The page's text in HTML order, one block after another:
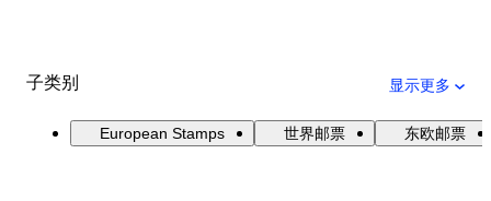
子类别 显示更多
European Stamps 世界邮票 东欧邮票